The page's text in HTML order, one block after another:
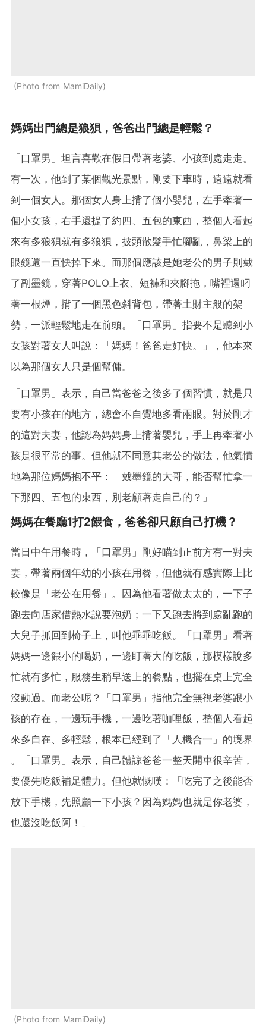
Photo from MamiDaily
媽媽出門總是狼狽，爸爸出門總是輕鬆？
「口罩男」坦言喜歡在假日帶著老婆、小孩到處走走。
有一次，他到了某個觀光景點，剛要下車時，遠遠就看
到一個女人。那個女人身上揹了個小嬰兒，左手牽著一
個小女孩，右手還提了約四、五包的東西，整個人看起
來有多狼狽就有多狼狽，披頭散髮手忙腳亂，鼻梁上的
眼鏡還一直快掉下來。而那個應該是她老公的男子則戴
了副墨鏡，穿著POLO上衣、短褲和夾腳拖，嘴裡還叼
著一根煙，揹了一個黑色斜背包，帶著土財主般的架
勢，一派輕鬆地走在前頭。「口罩男」指要不是聽到小
女孩對著女人叫說：「媽媽！爸爸走好快。」，他本來
以為那個女人只是個幫傭。
「口罩男」表示，自己當爸爸之後多了個習慣，就是只
要有小孩在的地方，總會不自覺地多看兩眼。對於剛才
的這對夫妻，他認為媽媽身上揹著嬰兒，手上再牽著小
孩是很平常的事。但他就不同意其老公的做法，他氣憤
地為那位媽媽抱不平：「戴墨鏡的大哥，能否幫忙拿一
下那四、五包的東西，別老顧著走自己的？」
媽媽在餐廳1打2餵食，爸爸卻只顧自己打機？
當日中午用餐時，「口罩男」剛好瞄到正前方有一對夫
妻，帶著兩個年幼的小孩在用餐，但他就有感實際上比
較像是「老公在用餐」。因為他看著做太太的，一下子
跑去向店家借熱水說要泡奶；一下又跑去將到處亂跑的
大兒子抓回到椅子上，叫他乖乖吃飯。「口罩男」看著
媽媽一邊餵小的喝奶，一邊盯著大的吃飯，那模樣說多
忙就有多忙，服務生稍早送上的餐點，也擺在桌上完全
沒動過。而老公呢？「口罩男」指他完全無視老婆跟小
孩的存在，一邊玩手機，一邊吃著咖哩飯，整個人看起
來多自在、多輕鬆，根本已經到了「人機合一」的境界
。「口罩男」表示，自己體諒爸爸一整天開車很辛苦，
要優先吃飯補足體力。但他就慨嘆：「吃完了之後能否
放下手機，先照顧一下小孩？因為媽媽也就是你老婆，
也還沒吃飯阿！」
Photo from MamiDaily